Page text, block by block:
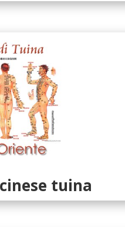
tuina